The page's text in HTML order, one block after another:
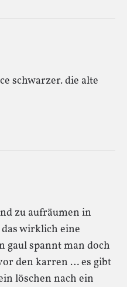
schwarzer. die alte
zu aufräumen in
wirklich eine
gaul spannt man doch
den karren … es gibt
löschen nach ein